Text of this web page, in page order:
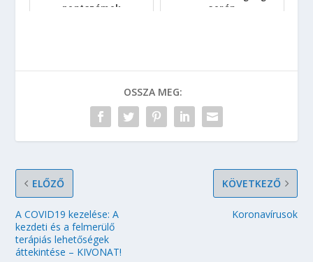
pontszámok
során
OSSZA MEG:
ELŐZŐ
A COVID19 kezelése: A
kezdeti és a felmerülő
terápiás lehetőségek
áttekintése – KIVONAT!
KÖVETKEZŐ
Koronavírusok